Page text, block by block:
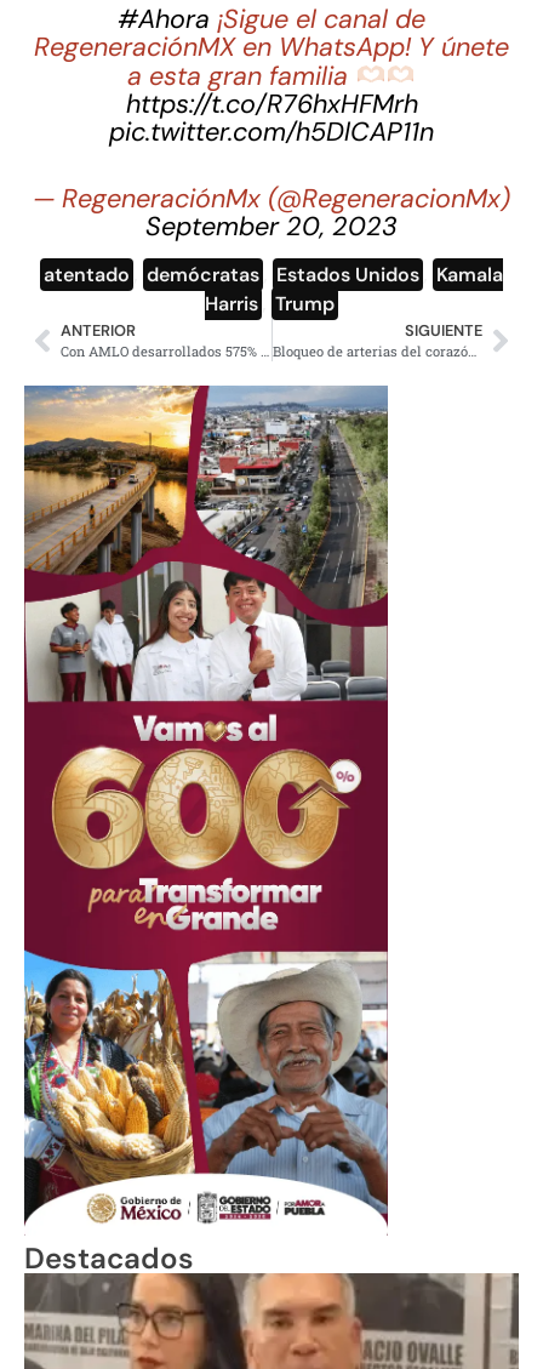
#Ahora ¡Sigue el canal de
RegeneraciónMX en WhatsApp! Y únete
a esta gran familia
https://t.co/R76hxHFMrh
pic.twitter.com/h5DlCAP11n
— RegeneraciónMx (@RegeneracionMx)
September 20, 2023
atentado demócratas Estados Unidos
Kamala
Harris
Trump
ANTERIOR
Con AMLO desarrollados 575% más campos petroleros: Pemex
SIGUIENTE
Bloqueo de arterias del corazón encabeza causa de defunciones: Inegi
Destacados